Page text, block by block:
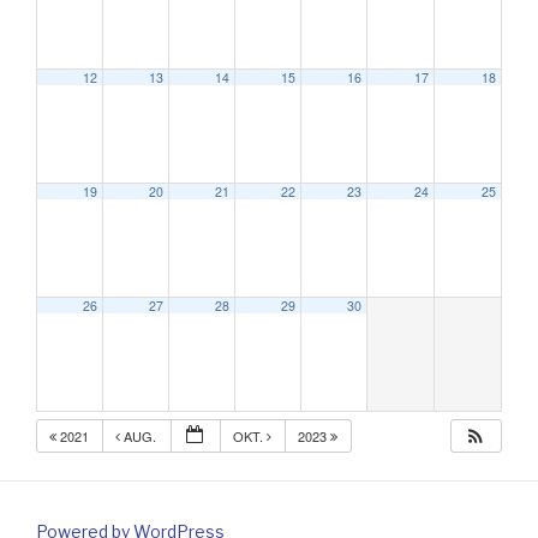
12 13 14 15 16 17 18
19 20 21 22 23 24 25
26 27 28 29 30
2021 AUG. OKT. 2023
Powered by WordPress